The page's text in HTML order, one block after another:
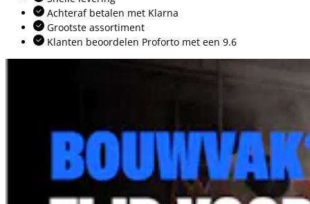
Achteraf betalen met Klarna
Grootste assortiment
Klanten beoordelen Proforto met een 9.6